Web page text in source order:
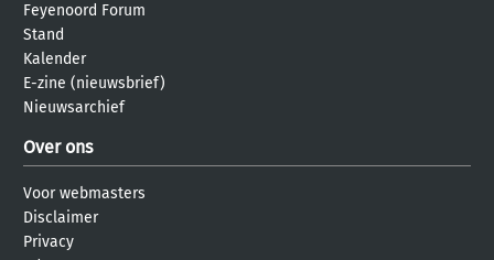
Feyenoord Forum
Stand
Kalender
E-zine (nieuwsbrief)
Nieuwsarchief
Over ons
Voor webmasters
Disclaimer
Privacy